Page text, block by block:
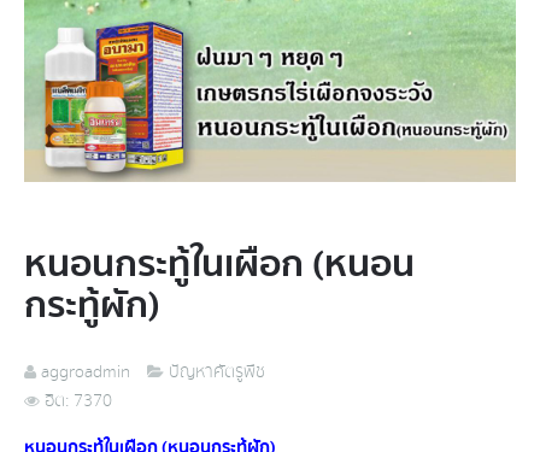
หนอนกระทู้ในเผือก (หนอน
กระทู้ผัก)
aggroadmin
ปัญหาศัตรูพืช
ฮิต: 7370